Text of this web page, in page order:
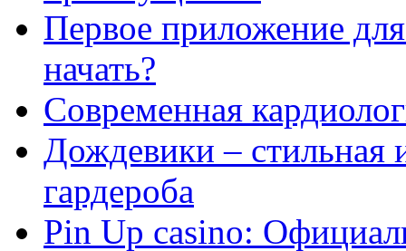
Первое приложение
начать?
Современная
Дождевики – стильная
гардероба
Pin Up casino: